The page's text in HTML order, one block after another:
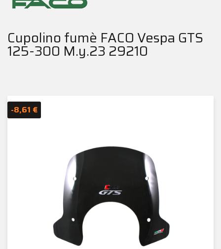
Cupolino fumè FACO Vespa GTS
125-300 M.y.23 29210
-8,61 €